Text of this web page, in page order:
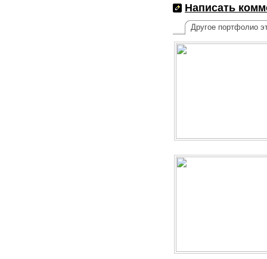
Написать
Другое портфолио